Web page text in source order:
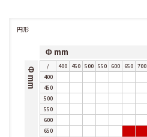
円形
Φ mm
Φ mm
/ 400 450 500 550 600 650 700
400
450
500
550
600
650